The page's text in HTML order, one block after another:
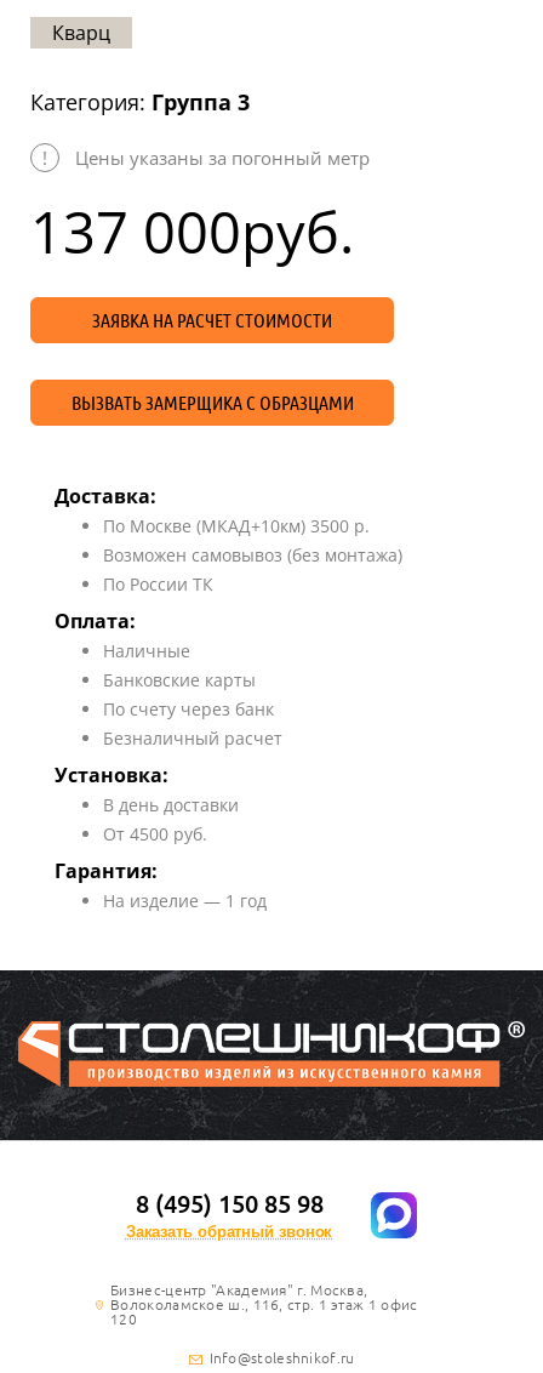
Карта
Кварц
Категория: Группа 3
! Цены указаны за погонный метр
137 000руб.
ЗАЯВКА НА РАСЧЕТ СТОИМОСТИ
ВЫЗВАТЬ ЗАМЕРЩИКА С ОБРАЗЦАМИ
Доставка:
По Москве (МКАД+10км) 3500 р.
Возможен самовывоз (без монтажа)
По России ТК
Оплата:
Наличные
Банковские карты
По счету через банк
Безналичный расчет
Установка:
В день доставки
От 4500 руб.
Гарантия:
На изделие — 1 год
8 (495) 150 85 98
Заказать обратный звонок
Бизнес-центр "Академия" г. Москва,
Волоколамское ш., 116, стр. 1 этаж 1 офис
120
Info@stoleshnikof.ru